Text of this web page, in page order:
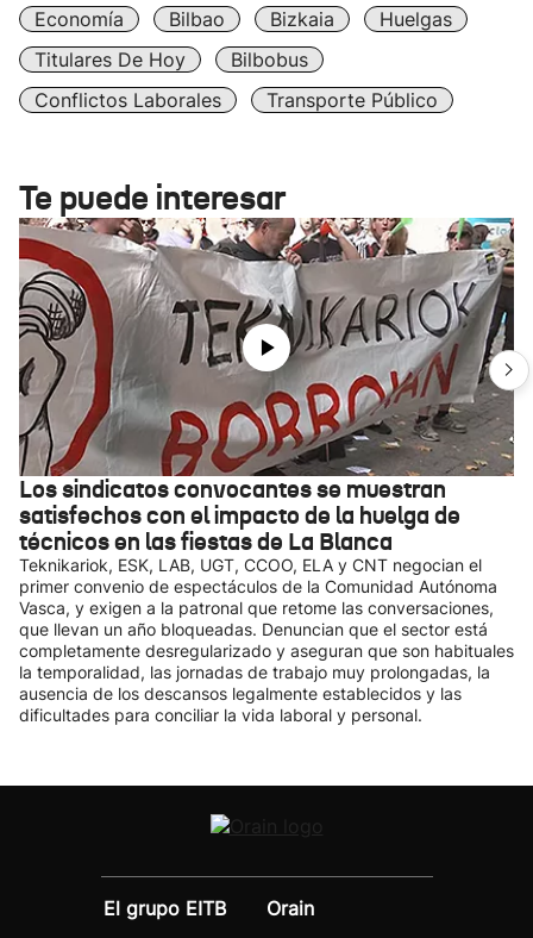
Economía Bilbao Bizkaia
Huelgas
Titulares De Hoy
Bilbobus
Conflictos Laborales
Transporte Público
Te puede interesar
Los sindicatos convocantes se muestran
satisfechos con el impacto de la huelga de
técnicos en las fiestas de La Blanca
Teknikariok, ESK, LAB, UGT, CCOO, ELA y CNT negocian el
primer convenio de espectáculos de la Comunidad Autónoma
Vasca, y exigen a la patronal que retome las conversaciones,
que llevan un año bloqueadas. Denuncian que el sector está
completamente desregularizado y aseguran que son habituales
la temporalidad, las jornadas de trabajo muy prolongadas, la
ausencia de los descansos legalmente establecidos y las
dificultades para conciliar la vida laboral y personal.
El grupo EITB
Orain